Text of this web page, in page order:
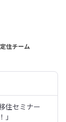
住チーム
住セミナー